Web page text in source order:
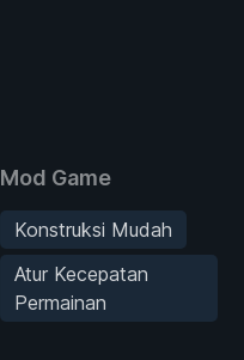
Mod Game
Konstruksi Mudah
Atur Kecepatan
Permainan